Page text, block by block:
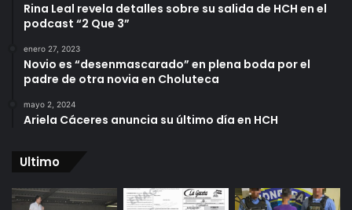
Rina Leal revela detalles sobre su salida de HCH en el
podcast “2 Que 3”
enero 27, 2023
Novio es “desenmascarado” en plena boda por el
padre de otra novia en Choluteca
mayo 2, 2024
Ariela Cáceres anuncia su último día en HCH
Ultimo